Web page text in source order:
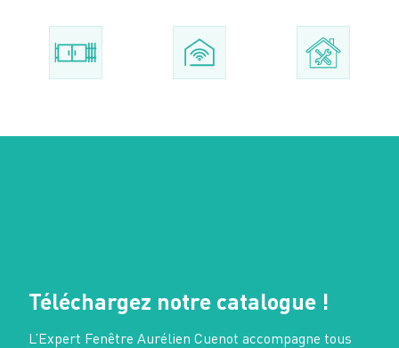
Téléchargez notre catalogue !
L’Expert Fenêtre Aurélien Cuenot accompagne tous